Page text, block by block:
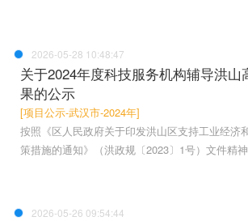
2026-05-28 10:48:47
关于2024年度科技服务机构辅导洪山
果的公示
[项目公示-武汉市-2024年]
按照《区人民政府关于印发洪山区支持工业经济
策措施的通知》（洪政规〔2023〕1号）文件精
2026-05-26 09:54:44